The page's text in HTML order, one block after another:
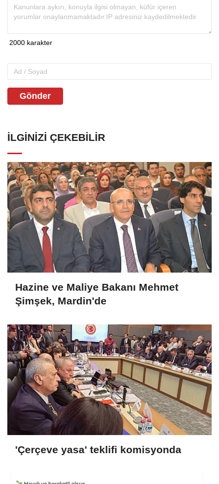
Gönder
İLGINIZI ÇEKEBILIR
Hazine ve Maliye Bakanı Mehmet
Şimşek, Mardin'de
'Çerçeve yasa' teklifi komisyonda